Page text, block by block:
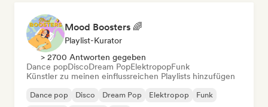
Mood Boosters 🌈
Playlist-Kurator
> 2700 Antworten gegeben
Dance popDiscoDream PopElektropopFunk
Künstler zu meinen einflussreichen Playlists hinzufügen
Dance pop Disco Dream Pop Elektropop
Funk